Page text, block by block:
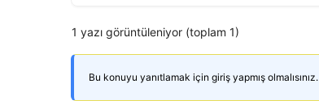
1 yazı görüntüleniyor (toplam 1)
Bu konuyu yanıtlamak için giriş yapmış olmalısınız.